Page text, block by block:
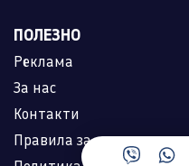
ПОЛЕЗНО
Реклама
За нас
Контакти
Правила за ползване